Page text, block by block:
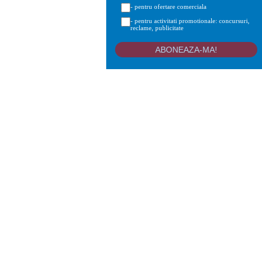
- pentru ofertare comerciala
- pentru activitati promotionale: concursuri,
reclame, publicitate